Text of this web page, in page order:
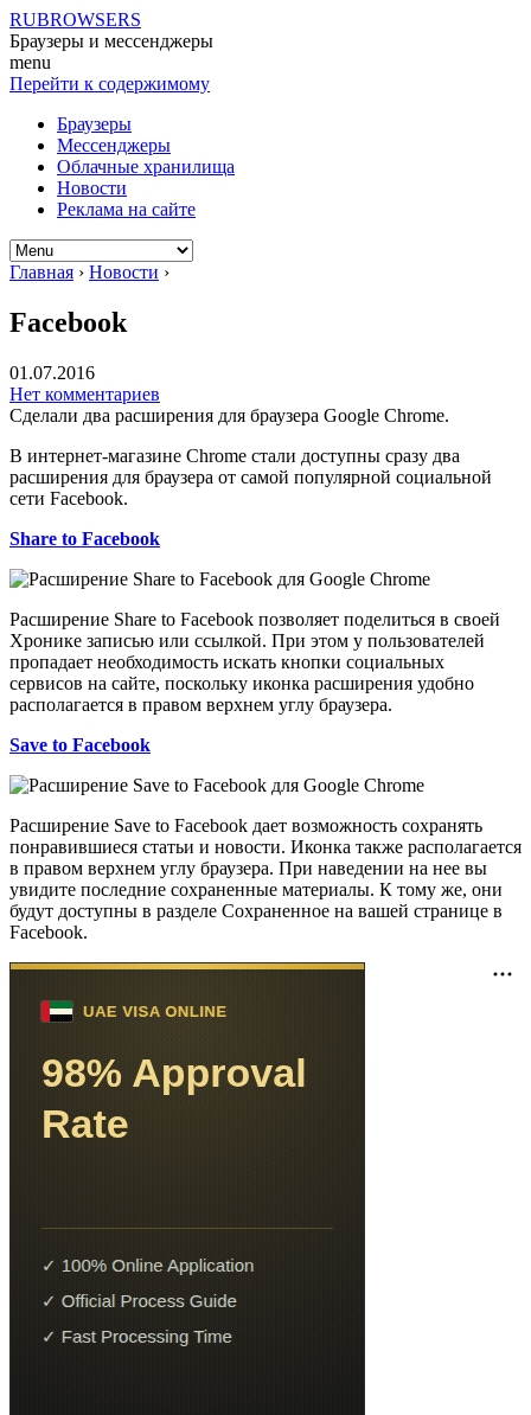
RUBROWSERS
Браузеры и мессенджеры
menu
Перейти к содержимому
Браузеры
Мессенджеры
Облачные хранилища
Новости
Реклама на сайте
Главная › Новости ›
Facebook
01.07.2016
Нет комментариев
Сделали два расширения для браузера Google Chrome.
В интернет-магазине Chrome стали доступны сразу два
расширения для браузера от самой популярной социальной
сети Facebook.
Share to Facebook
Расширение Share to Facebook позволяет поделиться в своей
Хронике записью или ссылкой. При этом у пользователей
пропадает необходимость искать кнопки социальных
сервисов на сайте, поскольку иконка расширения удобно
располагается в правом верхнем углу браузера.
Save to Facebook
Расширение Save to Facebook дает возможность сохранять
понравившиеся статьи и новости. Иконка также располагается
в правом верхнем углу браузера. При наведении на нее вы
увидите последние сохраненные материалы. К тому же, они
будут доступны в разделе Сохраненное на вашей странице в
Facebook.